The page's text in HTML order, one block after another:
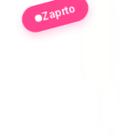
Zaprto